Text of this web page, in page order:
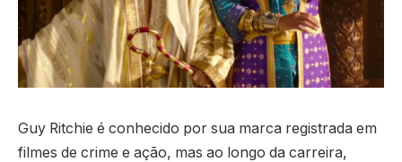
Guy Ritchie é conhecido por sua marca registrada em
filmes de crime e ação, mas ao longo da carreira,